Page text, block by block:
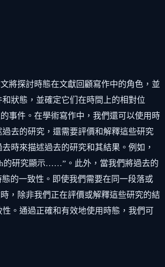
將探討時態在文獻回顧寫作中的角色，並
狀態，並確定它们在時間上的相對位
事件。在學術寫作中，我們還可以使用時
去的研究，還需要評價和解釋這些研究
時來描述過去的研究和其結果。例如，
的研究顯示……”。此外，當我們將過去的
的一致性。即使我們需要在同一段落或
，除非我們正在評價或解釋這些研究的結
。通過正確和有效地使用時態，我們可